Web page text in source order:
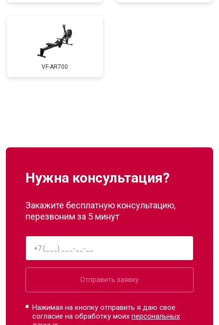
VF-AR700
Нужна консультация?
Закажите бесплатную консультацию,
перезвоним за 5 минут
Отправить заявку
Нажимая на кнопку отправить я даю свое
согласие на обработку моихперсональных